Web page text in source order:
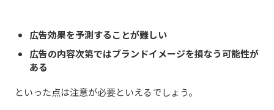
広告効果を予測することが難しい
広告の内容次第ではブランドイメージを損なう可能性が
ある
といった点は注意が必要といえるでしょう。